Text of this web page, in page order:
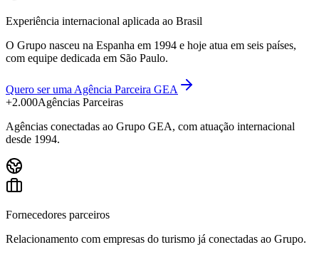
Experiência internacional aplicada ao Brasil
O Grupo nasceu na Espanha em 1994 e hoje atua em seis países,
com equipe dedicada em São Paulo.
Quero ser uma Agência Parceira GEA
+2.000Agências Parceiras
Agências conectadas ao Grupo GEA, com atuação internacional
desde 1994.
Fornecedores parceiros
Relacionamento com empresas do turismo já conectadas ao Grupo.